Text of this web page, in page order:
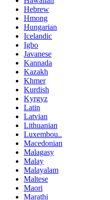
Hebrew
Hmong
Hungarian
Icelandic
Igbo
Javanese
Kannada
Kazakh
Khmer
Kurdish
Kyrgyz
Latin
Latvian
Lithuanian
Luxembou..
Macedonian
Malagasy
Malay
Malayalam
Maltese
Maori
Marathi